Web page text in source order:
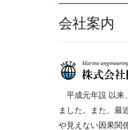
会社案内
平成元年設 以来
ました。また、最
や見えない因果関